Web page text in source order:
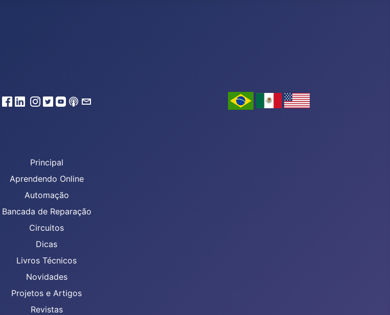
Principal
Aprendendo Online
Automação
Bancada de Reparação
Circuitos
Dicas
Livros Técnicos
Novidades
Projetos e Artigos
Revistas